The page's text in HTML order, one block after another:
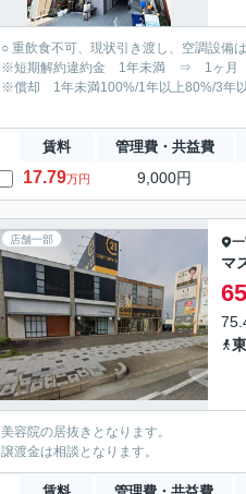
○ 重飲食不可、現状引き渡し、空調設備
※短期解約違約金 1年未満 ⇒ 1ヶ月
※償却 1年未満100%/1年以上80%/3年
賃料 管理費・共益費
17.79万円 9,000円
店舗一部
マ
65
美容院の居抜きとなります。
譲渡金は相談となります。